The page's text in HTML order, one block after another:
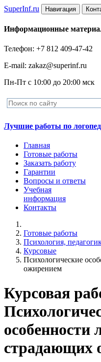
SuperInf.ru Навигация
Информационные
Телефон: +7 812 409-47-42
E-mail: zakaz@superinf.ru
Пн-Пт с 10:00 до 20:00 мск
Лучшие работы по
Главная
Готовые работы
Заказать работу
Гарантии
Вопросы и ответы
Учебная
информация
Контакты
Готовые работы
Психология,
Курсовые
Психологические
ожирением
Курсовая
особенности
страдающих